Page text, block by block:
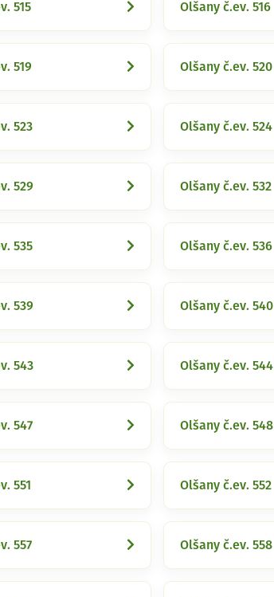
515 Olšany č.ev. 516
519 Olšany č.ev. 520
523 Olšany č.ev. 524
529 Olšany č.ev. 532
535 Olšany č.ev. 536
539 Olšany č.ev. 540
543 Olšany č.ev. 544
547 Olšany č.ev. 548
551 Olšany č.ev. 552
557 Olšany č.ev. 558